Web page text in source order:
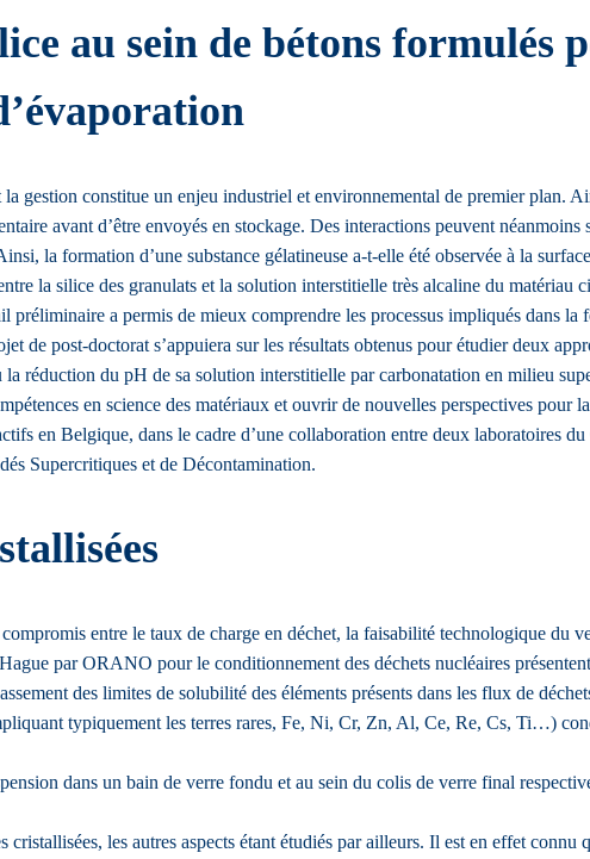
au sein de bétons formulés
gestion constitue un enjeu industriel et environnemental de premier plan.
avant d’être envoyés en stockage. Des interactions peuvent
la formation d’une substance gélatineuse a-t-elle été observée à la
la silice des granulats et la solution interstitielle très alcaline du matériau
a permis de mieux comprendre les processus impliqués dans la
de post-doctorat s’appuiera sur les résultats obtenus pour étudier deux
réduction du pH de sa solution interstitielle par carbonatation en milieu
en science des matériaux et ouvrir de nouvelles perspectives pour
en Belgique, dans le cadre d’une collaboration entre deux laboratoires
Supercritiques et de Décontamination.
entre le taux de charge en déchet, la faisabilité technologique du
par ORANO pour le conditionnement des déchets nucléaires
des limites de solubilité des éléments présents dans les flux de
typiquement les terres rares, Fe, Ni, Cr, Zn, Al, Ce, Re, Cs, Ti…)
dans un bain de verre fondu et au sein du colis de verre final
les autres aspects étant étudiés par ailleurs. Il est en effet connu